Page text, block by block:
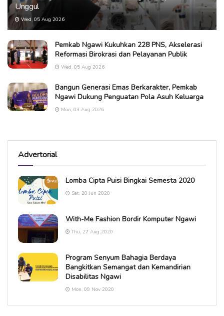
Unggul
Wed, 05 Aug 2026
Pemkab Ngawi Kukuhkan 228 PNS, Akselerasi
Reformasi Birokrasi dan Pelayanan Publik
Wed, 05 Aug 2026
Bangun Generasi Emas Berkarakter, Pemkab
Ngawi Dukung Penguatan Pola Asuh Keluarga
Mon, 03 Aug 2026
Advertorial
Lomba Cipta Puisi Bingkai Semesta 2020
Sat, 20 Jun 2020
With-Me Fashion Bordir Komputer Ngawi
Thu, 27 Aug 2020
Program Senyum Bahagia Berdaya
Bangkitkan Semangat dan Kemandirian
Disabilitas Ngawi
Mon, 09 Nov 2020